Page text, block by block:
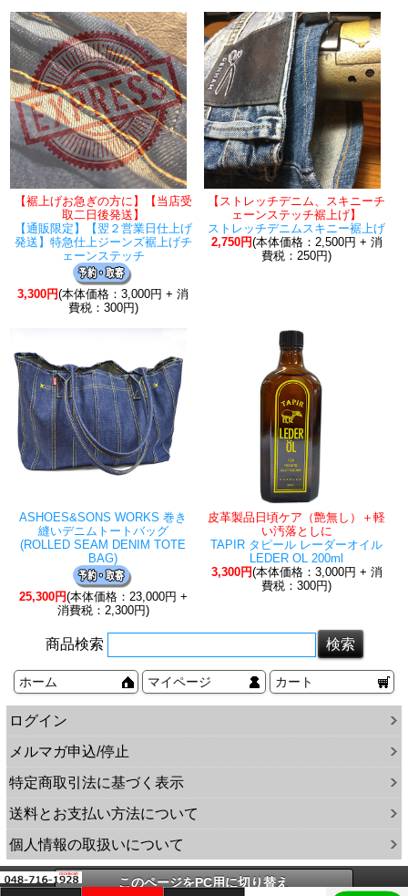
【裾上げお急ぎの方に】【当店受
取二日後発送】
【通販限定】【翌２営業日仕上げ
発送】特急仕上ジーンズ裾上げチ
ェーンステッチ
3,300円(本体価格：3,000円 + 消
費税：300円)
【ストレッチデニム、スキニーチ
ェーンステッチ裾上げ】
ストレッチデニムスキニー裾上げ
2,750円(本体価格：2,500円 + 消
費税：250円)
ASHOES&SONS WORKS 巻き
縫いデニムトートバッグ
(ROLLED SEAM DENIM TOTE
BAG)
25,300円(本体価格：23,000円 +
消費税：2,300円)
皮革製品日頃ケア（艶無し）＋軽
い汚落としに
TAPIR タピール レーダーオイル
LEDER OL 200ml
3,300円(本体価格：3,000円 + 消
費税：300円)
商品検索
ホーム マイページ カート
ログイン
メルマガ申込/停止
特定商取引法に基づく表示
送料とお支払い方法について
個人情報の取扱いについて
このページをPC用に切り替え